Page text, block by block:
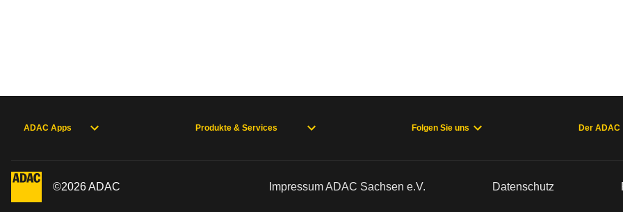
ADAC Apps Produkte & Services Folgen Sie uns Der ADAC
©2026ADAC Impressum ADAC Sachsen e.V. Datenschutz